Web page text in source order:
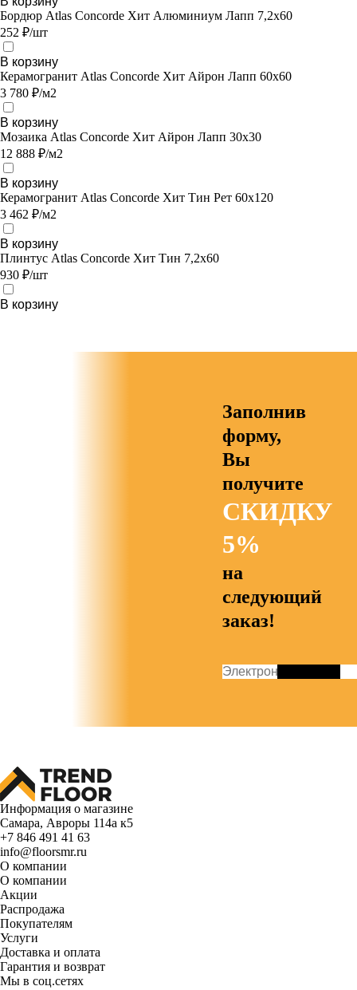
Бордюр Atlas Concorde Хит Алюминиум Лапп 7,2х60
252 ₽/шт
В корзину
Керамогранит Atlas Concorde Хит Айрон Лапп 60х60
3 780 ₽/м2
В корзину
Мозаика Atlas Concorde Хит Айрон Лапп 30х30
12 888 ₽/м2
В корзину
Керамогранит Atlas Concorde Хит Тин Рет 60х120
3 462 ₽/м2
В корзину
Плинтус Atlas Concorde Хит Тин 7,2х60
930 ₽/шт
В корзину
Заполнив
форму,
Вы
получите
СКИДКУ
5%
на
следующий
заказ!
Информация о магазине
Самара, Авроры 114а к5
+7 846 491 41 63
info@floorsmr.ru
О компании
О компании
Акции
Распродажа
Покупателям
Услуги
Доставка и оплата
Гарантия и возврат
Мы в соц.сетях